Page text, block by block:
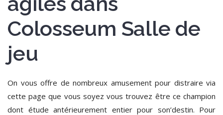
Colosseum Salle de
jeu
On vous offre de nombreux amusement pour distraire via
cette page que vous soyez vous trouvez être ce champion
dont étude antérieurement entier pour son’destin. Pour